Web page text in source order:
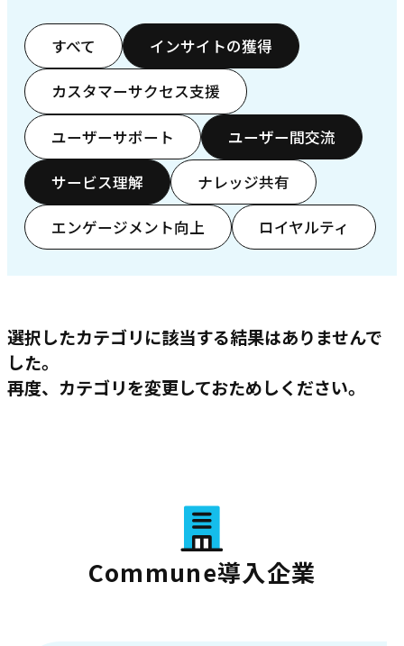
すべて インサイトの獲得
カスタマーサクセス支援
ユーザーサポート ユーザー間交流
サービス理解 ナレッジ共有
エンゲージメント向上 ロイヤルティ
選択したカテゴリに該当する結果はありませんで
した。
再度、カテゴリを変更しておためしください。
Commune導入企業